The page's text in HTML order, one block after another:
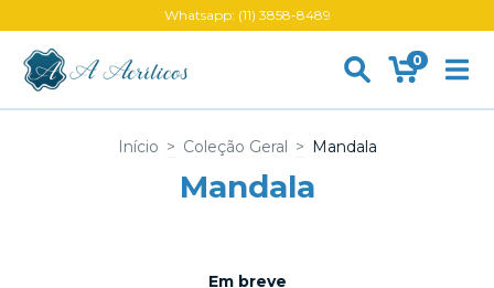
Whatsapp: (11) 3858-8489
0
Início > Coleção Geral > Mandala
Mandala
Em breve